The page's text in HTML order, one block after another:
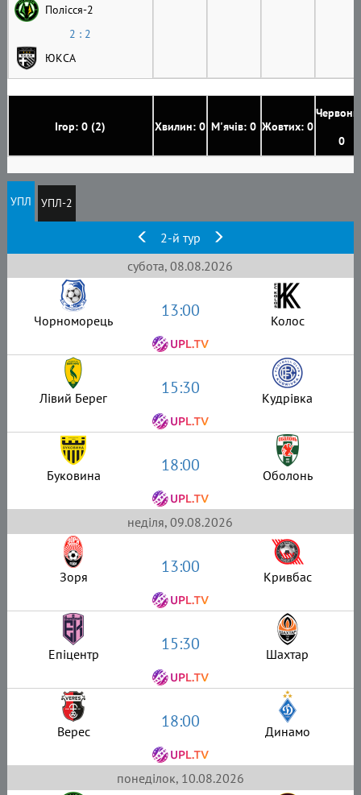
Ігор: 0 (2) Хвилин: 0 М'ячів: 0 Жовтих: 0
0
Полісся-2
2 : 2
ЮКСА
УПЛ УПЛ-2
2-й тур
субота, 08.08.2026
Чорноморець 13:00 Колос
Лівий Берег 15:30 Кудрівка
Буковина 18:00 Оболонь
неділя, 09.08.2026
Зоря 13:00 Кривбас
Епіцентр 15:30 Шахтар
Верес 18:00 Динамо
понеділок, 10.08.2026